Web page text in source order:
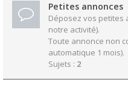
Petites annonces
Déposez vos petites
notre activité).
Toute annonce non
automatique 1 mois).
Sujets : 2